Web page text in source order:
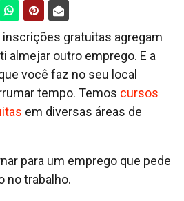
gratuitas agregam
almejar outro emprego. E a
você faz no seu local
tempo. Temos cursos
em diversas áreas de
para um emprego que pede
no trabalho.